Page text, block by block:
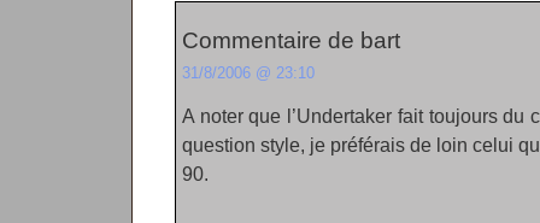
Commentaire de bart
31/8/2006 @ 23:10
A noter que l’Undertaker fait toujours
question style, je préférais de loin celui
90.